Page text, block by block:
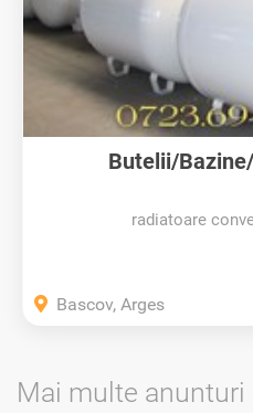
Butelii/
radiatoare
Bascov, Arges
Mai multe anunturi